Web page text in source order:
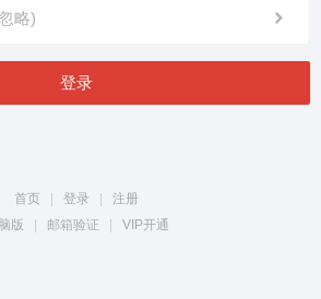
略)
登录
首页 登录
注册
版
邮箱验证 VIP开通